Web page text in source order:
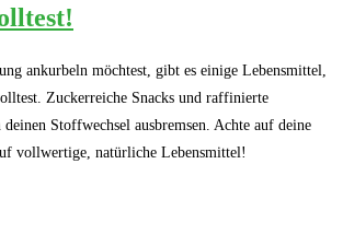
ankurbeln möchtest, gibt es einige Lebensmittel,
Zuckerreiche Snacks und raffinierte
Stoffwechsel ausbremsen. Achte auf deine
vollwertige, natürliche Lebensmittel!